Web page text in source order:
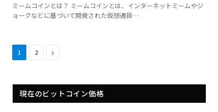
ミームコインとは？ ミームコインとは、インターネットミームやジ
ョークなどに基づいて開発された仮想通貨…
1 2 Next
現在のビットコイン価格